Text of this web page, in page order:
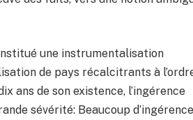
une instrumentalisation
de pays récalcitrants à
ans de son existence, l’ingérence
sévérité: Beaucoup